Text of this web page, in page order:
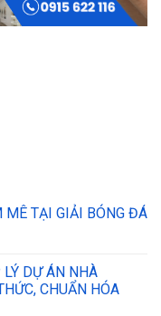
TẠI GIẢI BÓNG ĐÁ
DỰ ÁN NHÀ
CHUẨN HÓA